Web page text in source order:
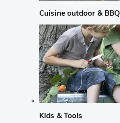
Cuisine outdoor & BBQ
Kids & Tools